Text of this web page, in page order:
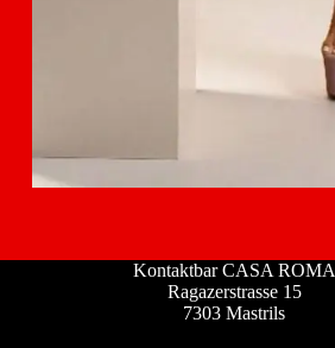
Kontaktbar CASA ROMA
Ragazerstrasse 15
7303 Mastrils